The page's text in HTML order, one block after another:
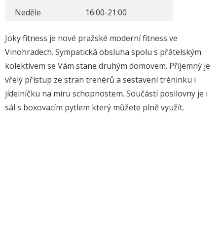
Neděle
16:00-21:00
Joky fitness je nové pražské moderní fitness ve
Vinohradech. Sympatická obsluha spolu s přátelským
kolektivem se Vám stane druhým domovem. Příjemný je
vřelý přístup ze stran trenérů a sestavení tréninku i
jídelníčku na míru schopnostem. Součástí posilovny je i
sál s boxovacím pytlem který můžete plně využít.